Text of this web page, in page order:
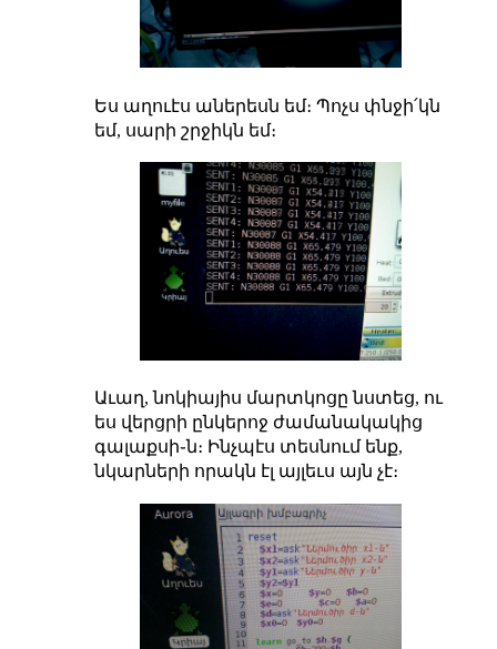
Ես աղուէս աներեսն եմ։ Պոչս փնջի՛կն
եմ, սարի շրջիկն եմ։
Աւաղ, նոկիայիս մարտկոցը նստեց, ու
ես վերցրի ընկերոջ ժամանակակից
գալաքսի֊ն։ Ինչպէս տեսնում ենք,
նկարների որակն էլ այլեւս այն չէ։